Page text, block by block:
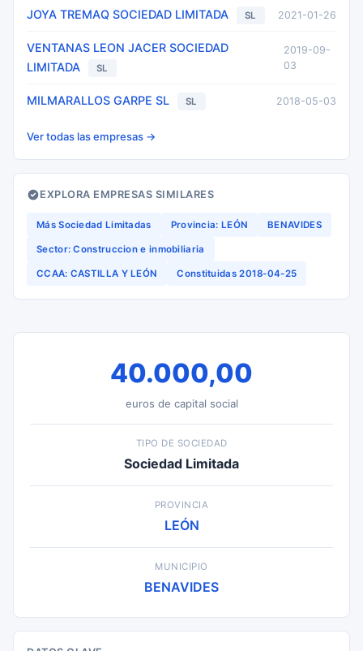
JOYA TREMAQ SOCIEDAD LIMITADA SL 2021-01-26
VENTANAS LEON JACER SOCIEDAD
LIMITADA
SL
2019-09-
03
MILMARALLOS GARPE SL SL 2018-05-03
Ver todas las empresas →
EXPLORA EMPRESAS SIMILARES
Más Sociedad Limitadas Provincia: LEÓN BENAVIDES
Sector: Construccion e inmobiliaria
CCAA: CASTILLA Y LEÓN Constituidas 2018-04-25
40.000,00
euros de capital social
TIPO DE SOCIEDAD
Sociedad Limitada
PROVINCIA
LEÓN
MUNICIPIO
BENAVIDES